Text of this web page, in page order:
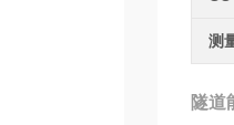
测
隧道